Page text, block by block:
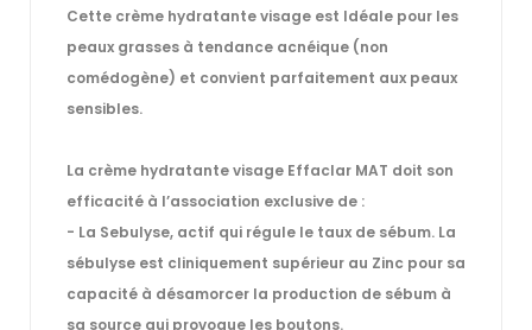
Cette crème hydratante visage est Idéale pour les
peaux grasses à tendance acnéique (non
comédogène) et convient parfaitement aux peaux
sensibles.
La crème hydratante visage Effaclar MAT doit son
efficacité à l’association exclusive de :
- La Sebulyse, actif qui régule le taux de sébum. La
sébulyse est cliniquement supérieur au Zinc pour sa
capacité à désamorcer la production de sébum à
sa source qui provoque les boutons.